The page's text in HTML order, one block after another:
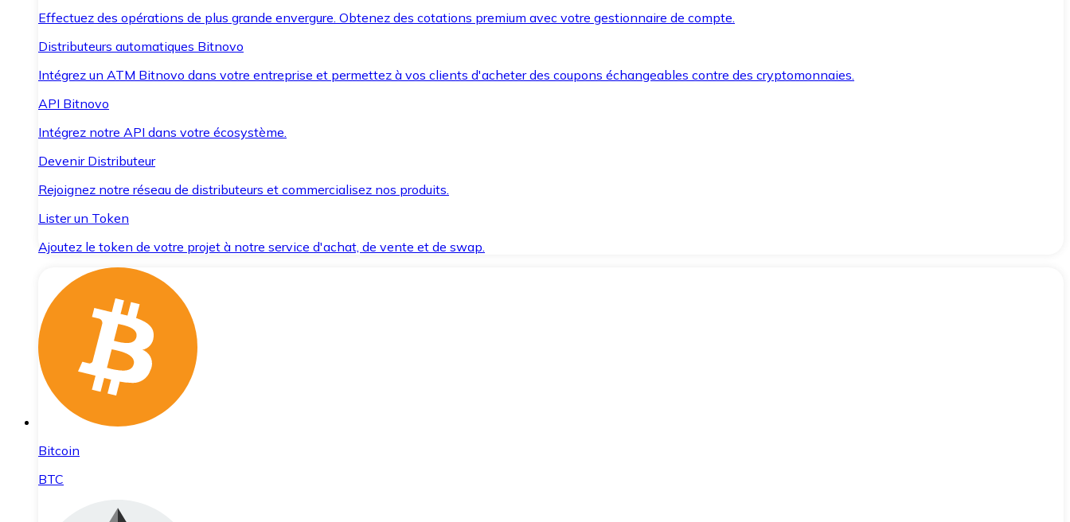
Effectuez des opérations de plus grande envergure. Obtenez des cotations premium avec votre gestionnaire de compte.
Distributeurs automatiques Bitnovo
Intégrez un ATM Bitnovo dans votre entreprise et permettez à vos clients d'acheter des coupons échangeables contre des cryptomonnaies.
API Bitnovo
Intégrez notre API dans votre écosystème.
Devenir Distributeur
Rejoignez notre réseau de distributeurs et commercialisez nos produits.
Lister un Token
Ajoutez le token de votre projet à notre service d'achat, de vente et de swap.
Bitcoin
BTC